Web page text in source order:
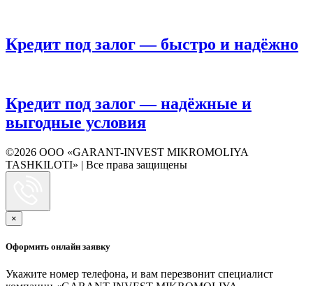
Кредит под залог — быстро и надёжно
Кредит под залог — надёжные и
выгодные условия
©2026 ООО «GARANT-INVEST MIKROMOLIYA
TASHKILOTI» | Все права защищены
×
Оформить онлайн заявку
Укажите номер телефона, и вам перезвонит специалист